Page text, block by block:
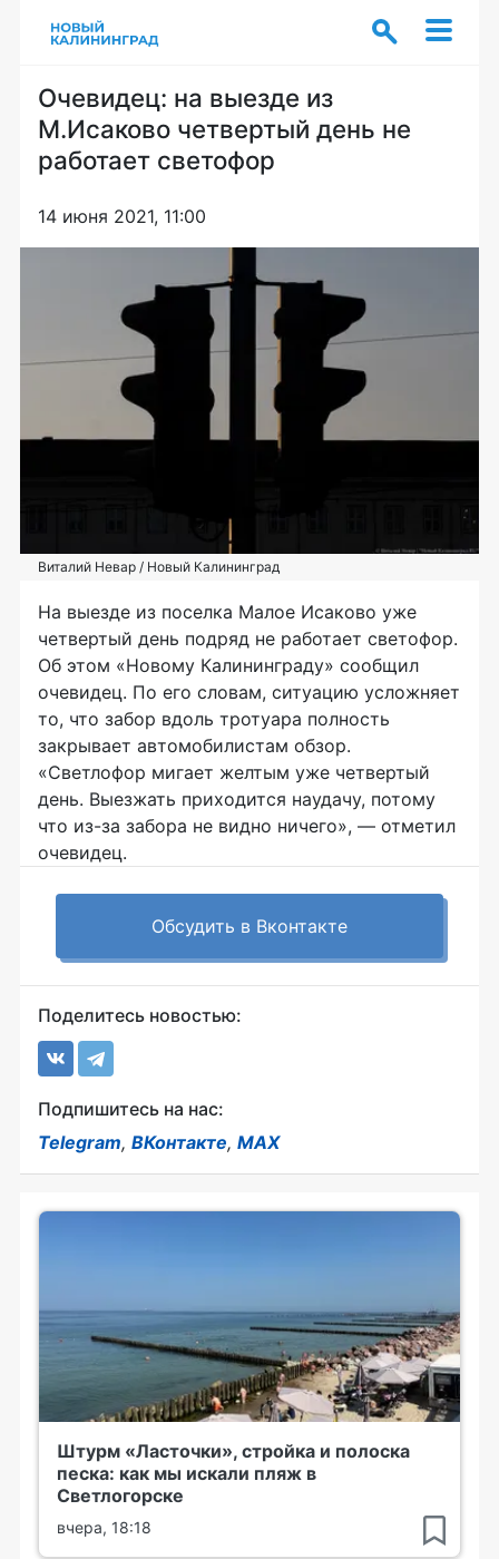
Очевидец: на выезде из
М.Исаково четвертый день не
работает светофор
14 июня 2021, 11:00
Виталий Невар / Новый Калининград
На выезде из поселка Малое Исаково уже
четвертый день подряд не работает светофор.
Об этом «Новому Калининграду» сообщил
очевидец. По его словам, ситуацию усложняет
то, что забор вдоль тротуара полность
закрывает автомобилистам обзор.
«Светлофор мигает желтым уже четвертый
день. Выезжать приходится наудачу, потому
что из-за забора не видно ничего», — отметил
очевидец.
Обсудить в Вконтакте
Поделитесь новостью:
Подпишитесь на нас:
Telegram, ВКонтакте, MAX
Штурм «Ласточки», стройка и полоска
песка: как мы искали пляж в
Светлогорске
вчера, 18:18